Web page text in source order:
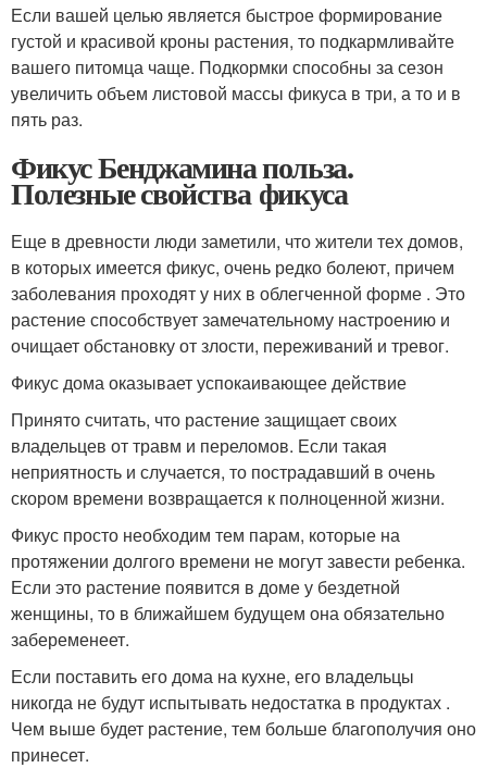
Если вашей целью является быстрое формирование
густой и красивой кроны растения, то подкармливайте
вашего питомца чаще. Подкормки способны за сезон
увеличить объем листовой массы фикуса в три, а то и в
пять раз.
Фикус Бенджамина польза.
Полезные свойства фикуса
Еще в древности люди заметили, что жители тех домов,
в которых имеется фикус, очень редко болеют, причем
заболевания проходят у них в облегченной форме . Это
растение способствует замечательному настроению и
очищает обстановку от злости, переживаний и тревог.
Фикус дома оказывает успокаивающее действие
Принято считать, что растение защищает своих
владельцев от травм и переломов. Если такая
неприятность и случается, то пострадавший в очень
скором времени возвращается к полноценной жизни.
Фикус просто необходим тем парам, которые на
протяжении долгого времени не могут завести ребенка.
Если это растение появится в доме у бездетной
женщины, то в ближайшем будущем она обязательно
забеременеет.
Если поставить его дома на кухне, его владельцы
никогда не будут испытывать недостатка в продуктах .
Чем выше будет растение, тем больше благополучия оно
принесет.